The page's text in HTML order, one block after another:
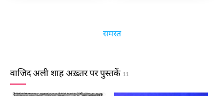
समस्त
वाजिद अली शाह अख़्तर पर पुस्तकें 11